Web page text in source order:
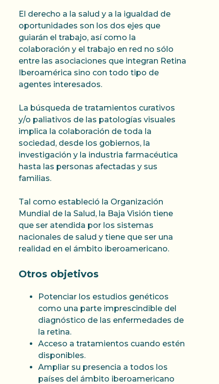
El derecho a la salud y a la igualdad de
oportunidades son los dos ejes que
guiarán el trabajo, así como la
colaboración y el trabajo en red no sólo
entre las asociaciones que integran Retina
Iberoamérica sino con todo tipo de
agentes interesados.
La búsqueda de tratamientos curativos
y/o paliativos de las patologías visuales
implica la colaboración de toda la
sociedad, desde los gobiernos, la
investigación y la industria farmacéutica
hasta las personas afectadas y sus
familias.
Tal como estableció la Organización
Mundial de la Salud, la Baja Visión tiene
que ser atendida por los sistemas
nacionales de salud y tiene que ser una
realidad en el ámbito iberoamericano.
Otros objetivos
Potenciar los estudios genéticos
como una parte imprescindible del
diagnóstico de las enfermedades de
la retina.
Acceso a tratamientos cuando estén
disponibles.
Ampliar su presencia a todos los
países del ámbito iberoamericano